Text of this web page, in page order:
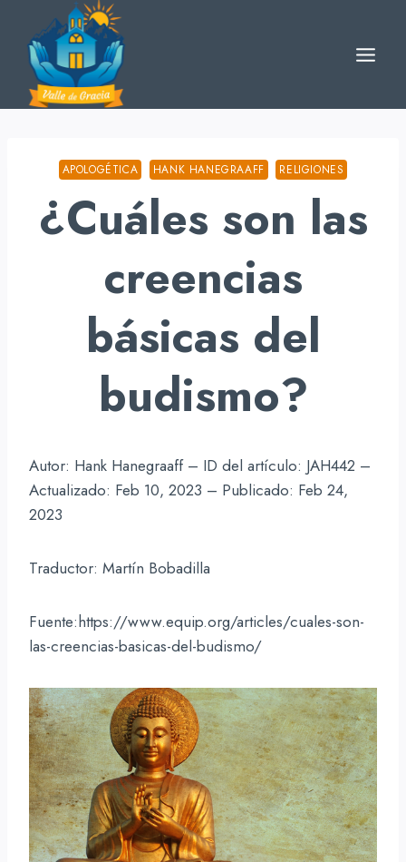
content
APOLOGÉTICA HANK HANEGRAAFF RELIGIONES
¿Cuáles son las
creencias
básicas del
budismo?
Autor: Hank Hanegraaff – ID del artículo: JAH442 –
Actualizado: Feb 10, 2023 – Publicado: Feb 24,
2023
Traductor: Martín Bobadilla
Fuente:https://www.equip.org/articles/cuales-son-
las-creencias-basicas-del-budismo/